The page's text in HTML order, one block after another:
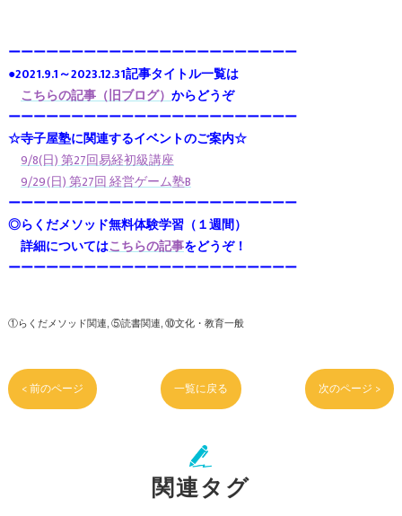
ーーーーーーーーーーーーーーーーーーーーーーー
●2021.9.1～2023.12.31記事タイトル一覧は
こちらの記事（旧ブログ）からどうぞ
ーーーーーーーーーーーーーーーーーーーーーーー
☆寺子屋塾に関連するイベントのご案内☆
9/8(日) 第27回易経初級講座
9/29(日) 第27回 経営ゲーム塾B
ーーーーーーーーーーーーーーーーーーーーーーー
◎らくだメソッド無料体験学習（１週間）
詳細についてはこちらの記事をどうぞ！
ーーーーーーーーーーーーーーーーーーーーーーー
①らくだメソッド関連 ⑤読書関連 ⑩文化・教育一般
< 前のページ 一覧に戻る 次のページ >
関連タグ